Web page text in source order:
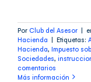
Por Club del Asesor |
Hacienda | Etiquetas:
Hacienda, Impuesto
Sociedades,
comentarios
Más información